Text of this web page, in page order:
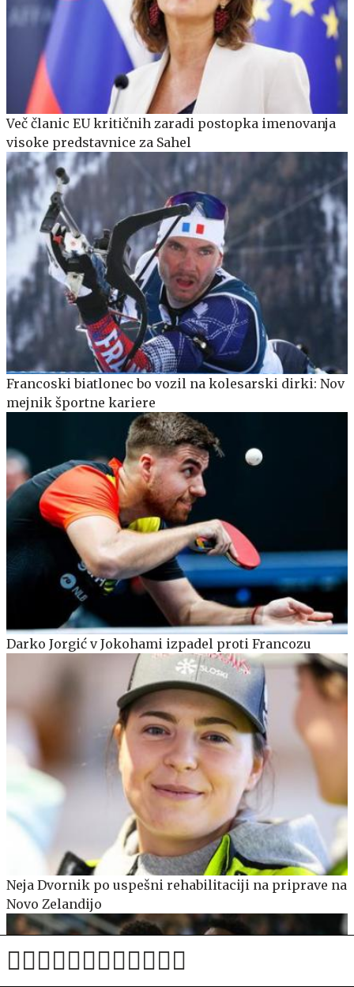
Več članic EU kritičnih zaradi postopka imenovanja
visoke predstavnice za Sahel
Francoski biatlonec bo vozil na kolesarski dirki: Nov
mejnik športne kariere
Darko Jorgić v Jokohami izpadel proti Francozu
Neja Dvornik po uspešni rehabilitaciji na priprave na
Novo Zelandijo